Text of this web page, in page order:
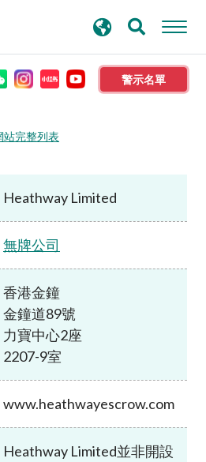
警示名單
站完整列表
Heathway Limited
無牌公司
香港金鐘
金鐘道89號
力寶中心2座
2207-9室
www.heathwayescrow.com
Heathway Limited並非開設